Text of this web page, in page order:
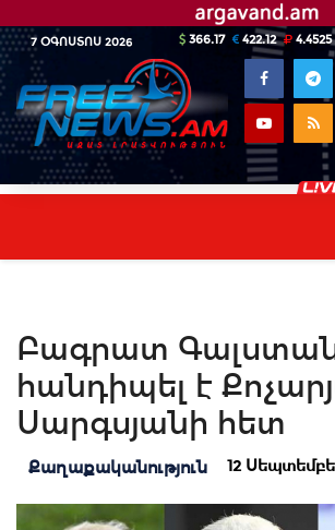
7 ՕԳՈՍՏՈՍ 2026 366.17 422.12 4.4525
Բագրատ
հանդիպել է
Սարգսյանի հետ
Քաղաքականություն 12